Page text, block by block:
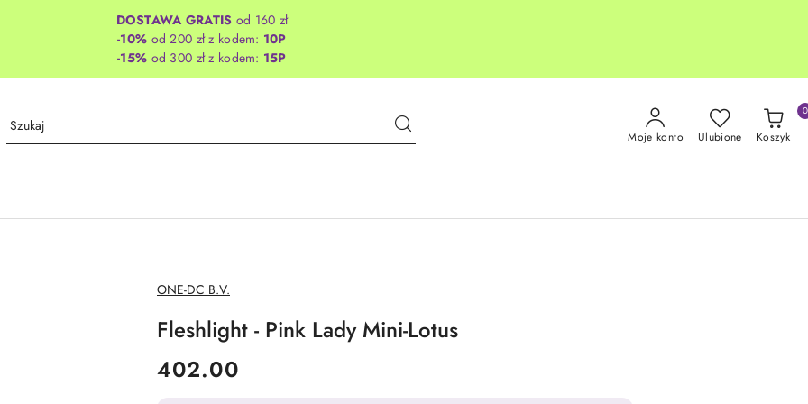
DOSTAWA GRATIS od 160 zł
-10% od 200 zł z kodem: 10P
-15% od 300 zł z kodem: 15P
Moje konto Ulubione Koszyk
0
NAZWA
PRODUCENTA:
ONE-DC B.V.
Fleshlight - Pink Lady Mini-Lotus
cena:
402.00